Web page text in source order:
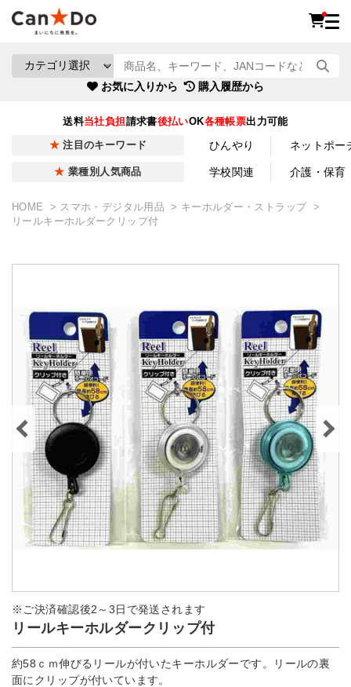
お気に入りから 購入履歴から
送料当社負担請求書後払いOK各種帳票出力可能
注目のキーワード ひんやり ネットポー
業種別人気商品 学校関連 介護・保育
HOME スマホ・デジタル用品
キーホルダー・ストラップ
リールキーホルダークリップ付
※ご決済確認後2～3日で発送されます
リールキーホルダークリップ付
約58ｃｍ伸びるリールが付いたキーホルダーです。リールの裏
面にクリップが付いています。